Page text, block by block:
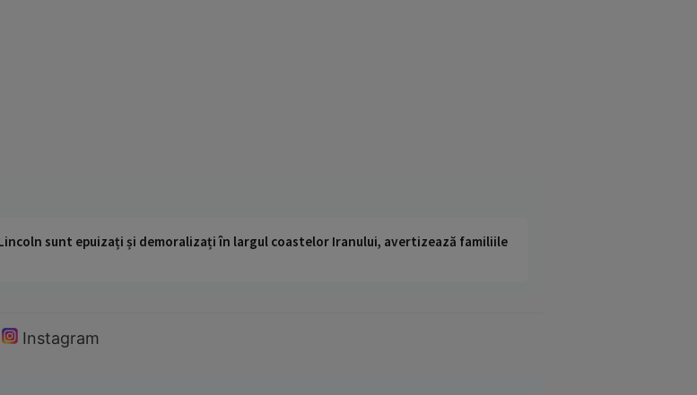
sunt epuizați și demoralizați în largul coastelor Iranului, avertizează familiile
Instagram